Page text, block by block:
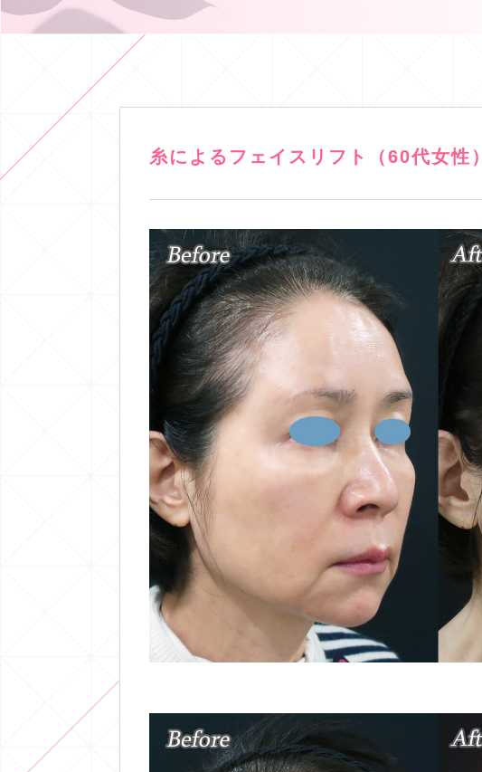
糸によるフェイスリフト（60代女性）